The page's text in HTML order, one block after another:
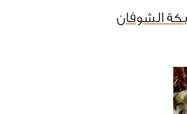
الشوفان